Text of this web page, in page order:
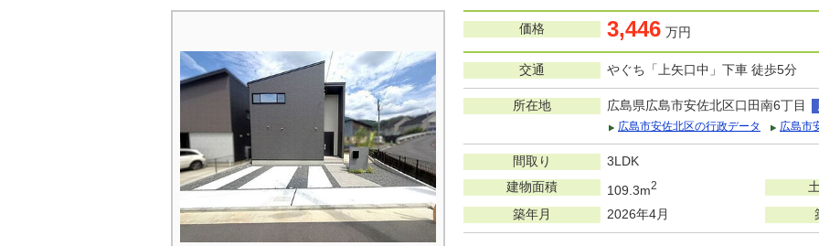
価格 3,446 万円
交通 やぐち「上矢口中」下車 徒歩5分
所在地 広島県広島市安佐北区口田南6丁目
広島市安佐北区の行政データ
広島市
間取り
3LDK
建物面積
109.3m2
築年月
2026年4月